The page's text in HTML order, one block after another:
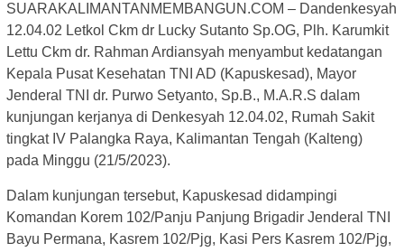
SUARAKALIMANTANMEMBANGUN.COM – Dandenkesyah
12.04.02 Letkol Ckm dr Lucky Sutanto Sp.OG, Plh. Karumkit
Lettu Ckm dr. Rahman Ardiansyah menyambut kedatangan
Kepala Pusat Kesehatan TNI AD (Kapuskesad), Mayor
Jenderal TNI dr. Purwo Setyanto, Sp.B., M.A.R.S dalam
kunjungan kerjanya di Denkesyah 12.04.02, Rumah Sakit
tingkat IV Palangka Raya, Kalimantan Tengah (Kalteng)
pada Minggu (21/5/2023).
Dalam kunjungan tersebut, Kapuskesad didampingi
Komandan Korem 102/Panju Panjung Brigadir Jenderal TNI
Bayu Permana, Kasrem 102/Pjg, Kasi Pers Kasrem 102/Pjg,